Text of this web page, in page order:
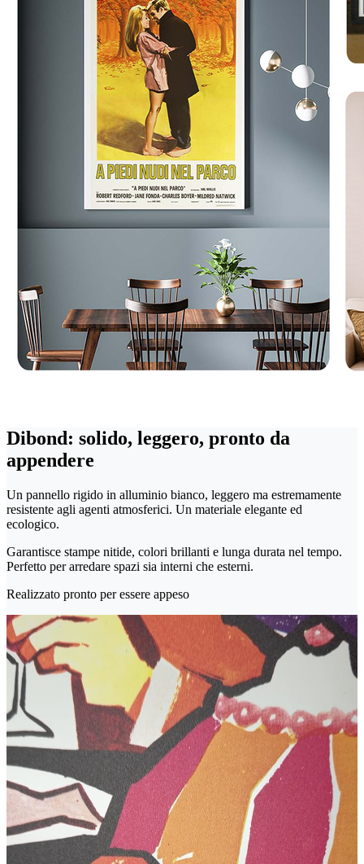
Dibond: solido, leggero, pronto da
appendere
Un pannello rigido in alluminio bianco, leggero ma estremamente
resistente agli agenti atmosferici. Un materiale elegante ed
ecologico.
Garantisce stampe nitide, colori brillanti e lunga durata nel tempo.
Perfetto per arredare spazi sia interni che esterni.
Realizzato pronto per essere appeso